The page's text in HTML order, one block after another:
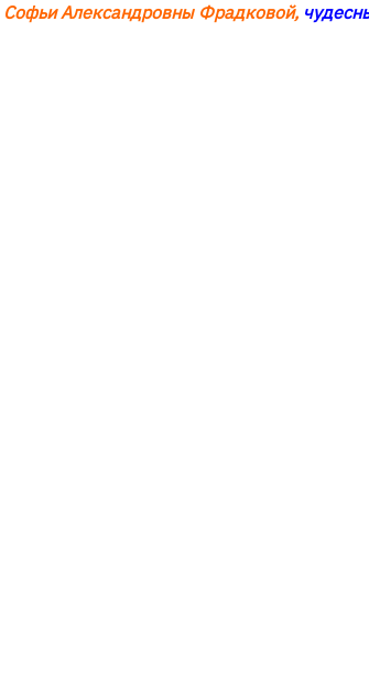
Софьи Александровны Фрадковой,